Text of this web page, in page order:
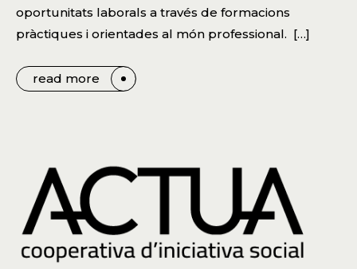
oportunitats laborals a través de formacions
pràctiques i orientades al món professional. […]
read more